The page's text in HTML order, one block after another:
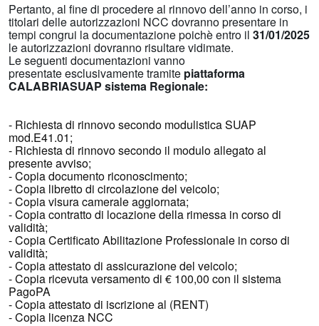
Pertanto, al fine di procedere al rinnovo dell’anno in corso, i
titolari delle autorizzazioni NCC dovranno presentare in
tempi congrui la documentazione poichè entro il 31/01/2025
le autorizzazioni dovranno risultare vidimate.
Le seguenti documentazioni vanno
presentate esclusivamente tramite piattaforma
CALABRIASUAP sistema Regionale:
- Richiesta di rinnovo secondo modulistica SUAP
mod.E41.01;
- Richiesta di rinnovo secondo il modulo allegato al
presente avviso;
- Copia documento riconoscimento;
- Copia libretto di circolazione del veicolo;
- Copia visura camerale aggiornata;
- Copia contratto di locazione della rimessa in corso di
validità;
- Copia Certificato Abilitazione Professionale in corso di
validità;
- Copia attestato di assicurazione del veicolo;
- Copia ricevuta versamento di € 100,00 con il sistema
PagoPA
- Copia attestato di iscrizione al (RENT)
- Copia licenza NCC